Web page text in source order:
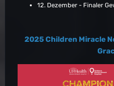
12. Dezember - Finaler
2025 Children Miracle